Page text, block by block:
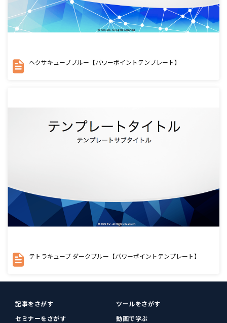
ヘクサキューブブルー【パワーポイントテンプレート】
テトラキューブ ダークブルー【パワーポイントテンプレート】
記事をさがす
ツールをさがす
セミナーをさがす
動画で学ぶ